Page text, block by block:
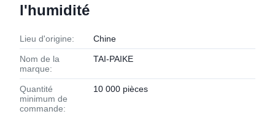
l'humidité
Lieu d'origine: Chine
Nom de la
marque:
TAI-PAIKE
Quantité
minimum de
commande:
10 000 pièces